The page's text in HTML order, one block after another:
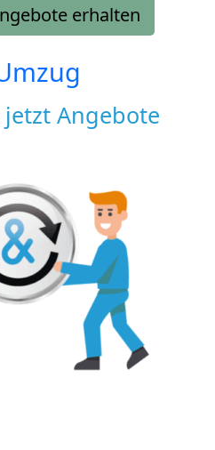
erhalten
jetzt Angebote